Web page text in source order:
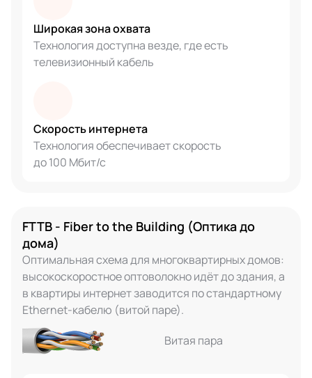
Широкая зона охвата
Технология доступна везде, где есть
телевизионный кабель
Скорость интернета
Технология обеспечивает скорость
до 100 Мбит/с
FTTB - Fiber to the Building (Оптика до
дома)
Оптимальная схема для многоквартирных домов:
высокоскоростное оптоволокно идёт до здания, а
в квартиры интернет заводится по стандартному
Ethernet-кабелю (витой паре).
Витая пара